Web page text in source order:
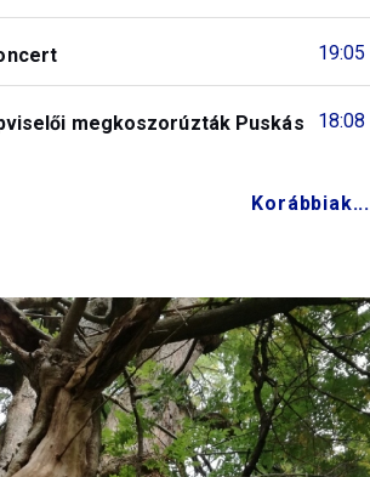
19:05
18:08
megkoszorúzták Puskás
Korábbiak...